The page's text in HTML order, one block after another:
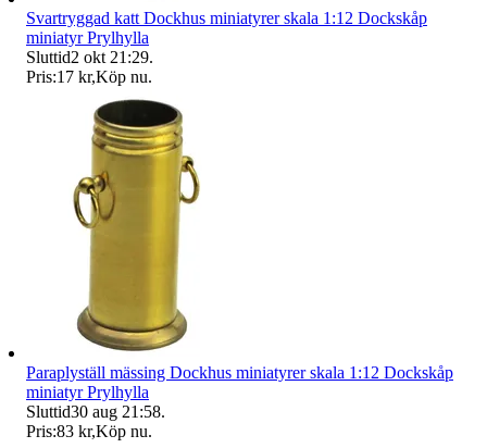
Svartryggad katt Dockhus miniatyrer skala 1:12 Dockskåp
miniatyr Prylhylla
Sluttid2 okt 21:29.
Pris:17 kr,Köp nu.
Paraplyställ mässing Dockhus miniatyrer skala 1:12 Dockskåp
miniatyr Prylhylla
Sluttid30 aug 21:58.
Pris:83 kr,Köp nu.